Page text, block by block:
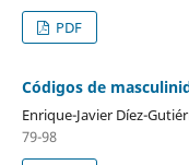
PDF
Códigos de
Enrique-Javier Díez-
79-98